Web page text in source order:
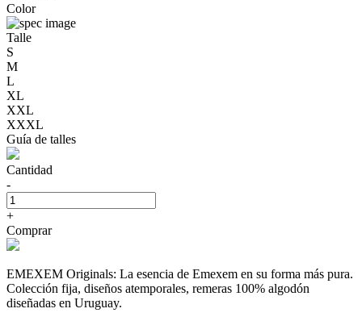
Color
Talle
S
M
L
XL
XXL
XXXL
Guía de talles
Cantidad
-
+
Comprar
EMEXEM Originals: La esencia de Emexem en su forma más pura.
Colección fija, diseños atemporales, remeras 100% algodón
diseñadas en Uruguay.